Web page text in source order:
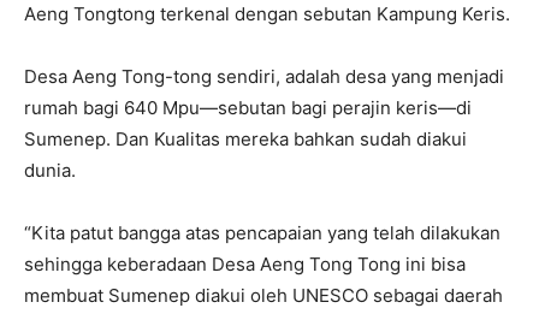
Aeng Tongtong terkenal dengan sebutan Kampung Keris.
Desa Aeng Tong-tong sendiri, adalah desa yang menjadi
rumah bagi 640 Mpu—sebutan bagi perajin keris—di
Sumenep. Dan Kualitas mereka bahkan sudah diakui
dunia.
“Kita patut bangga atas pencapaian yang telah dilakukan
sehingga keberadaan Desa Aeng Tong Tong ini bisa
membuat Sumenep diakui oleh UNESCO sebagai daerah